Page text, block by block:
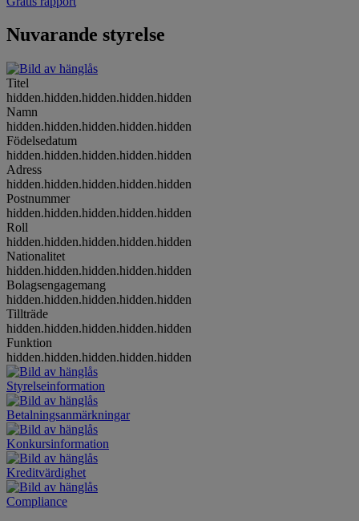
Nuvarande styrelse
Titel
hidden.hidden.hidden.hidden.hidden
Namn
hidden.hidden.hidden.hidden.hidden
Födelsedatum
hidden.hidden.hidden.hidden.hidden
Adress
hidden.hidden.hidden.hidden.hidden
Postnummer
hidden.hidden.hidden.hidden.hidden
Roll
hidden.hidden.hidden.hidden.hidden
Nationalitet
hidden.hidden.hidden.hidden.hidden
Bolagsengagemang
hidden.hidden.hidden.hidden.hidden
Tillträde
hidden.hidden.hidden.hidden.hidden
Funktion
hidden.hidden.hidden.hidden.hidden
Styrelseinformation
Betalningsanmärkningar
Konkursinformation
Kreditvärdighet
Compliance